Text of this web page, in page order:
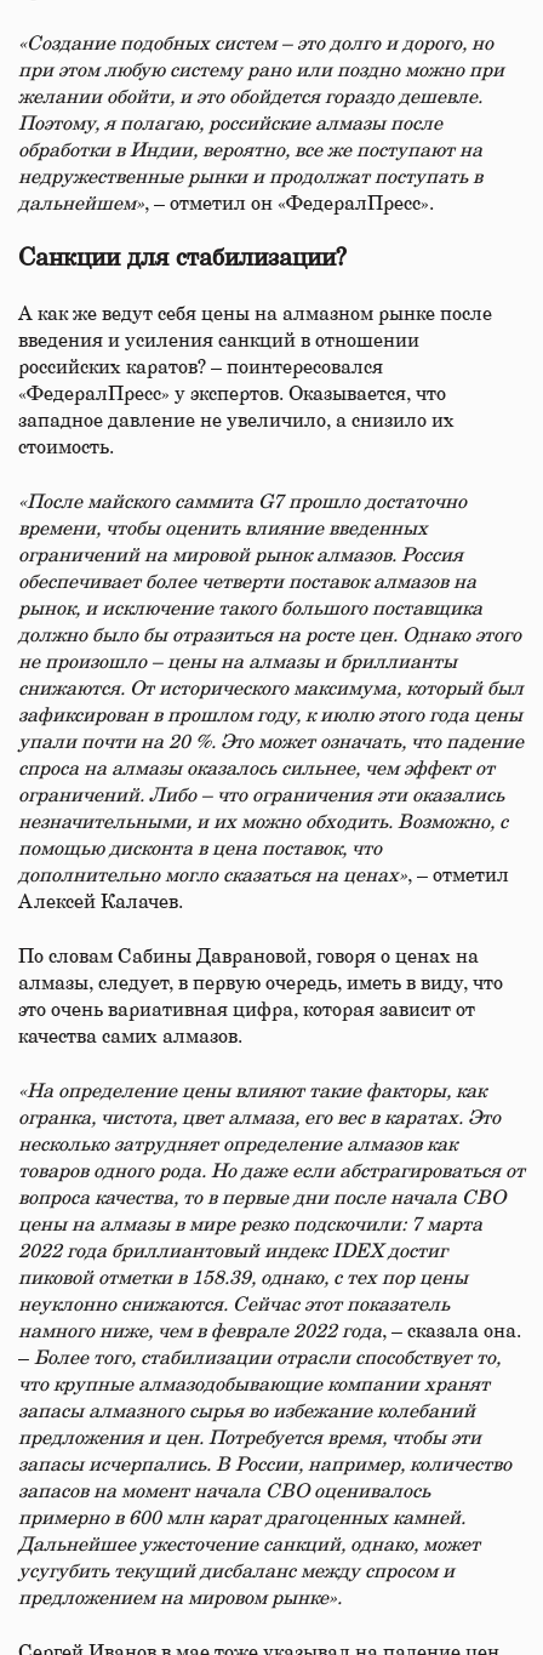
«Создание подобных систем – это долго и дорого, но
при этом любую систему рано или поздно можно при
желании обойти, и это обойдется гораздо дешевле.
Поэтому, я полагаю, российские алмазы после
обработки в Индии, вероятно, все же поступают на
недружественные рынки и продолжат поступать в
дальнейшем», – отметил он «ФедералПресс».
Санкции для стабилизации?
А как же ведут себя цены на алмазном рынке после
введения и усиления санкций в отношении
российских каратов? – поинтересовался
«ФедералПресс» у экспертов. Оказывается, что
западное давление не увеличило, а снизило их
стоимость.
«После майского саммита G7 прошло достаточно
времени, чтобы оценить влияние введенных
ограничений на мировой рынок алмазов. Россия
обеспечивает более четверти поставок алмазов на
рынок, и исключение такого большого поставщика
должно было бы отразиться на росте цен. Однако этого
не произошло – цены на алмазы и бриллианты
снижаются. От исторического максимума, который был
зафиксирован в прошлом году, к июлю этого года цены
упали почти на 20 %. Это может означать, что падение
спроса на алмазы оказалось сильнее, чем эффект от
ограничений. Либо – что ограничения эти оказались
незначительными, и их можно обходить. Возможно, с
помощью дисконта в цена поставок, что
дополнительно могло сказаться на ценах», – отметил
Алексей Калачев.
По словам Сабины Даврановой, говоря о ценах на
алмазы, следует, в первую очередь, иметь в виду, что
это очень вариативная цифра, которая зависит от
качества самих алмазов.
«На определение цены влияют такие факторы, как
огранка, чистота, цвет алмаза, его вес в каратах. Это
несколько затрудняет определение алмазов как
товаров одного рода. Но даже если абстрагироваться от
вопроса качества, то в первые дни после начала СВО
цены на алмазы в мире резко подскочили: 7 марта
2022 года бриллиантовый индекс IDEX достиг
пиковой отметки в 158.39, однако, с тех пор цены
неуклонно снижаются. Сейчас этот показатель
намного ниже, чем в феврале 2022 года, – сказала она.
– Более того, стабилизации отрасли способствует то,
что крупные алмазодобывающие компании хранят
запасы алмазного сырья во избежание колебаний
предложения и цен. Потребуется время, чтобы эти
запасы исчерпались. В России, например, количество
запасов на момент начала СВО оценивалось
примерно в 600 млн карат драгоценных камней.
Дальнейшее ужесточение санкций, однако, может
усугубить текущий дисбаланс между спросом и
предложением на мировом рынке».